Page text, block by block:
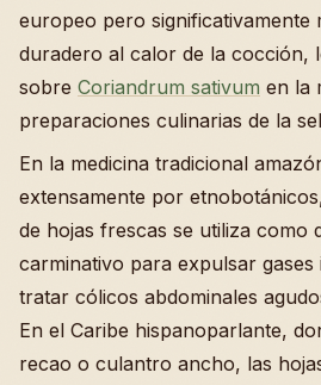
europeo pero significativamente
duradero al calor de la cocción,
sobre Coriandrum sativum en la
preparaciones culinarias de la
En la medicina tradicional
extensamente por
de hojas frescas se utiliza como
carminativo para expulsar gases
tratar cólicos abdominales
En el Caribe hispanoparlante,
recao o culantro ancho, las